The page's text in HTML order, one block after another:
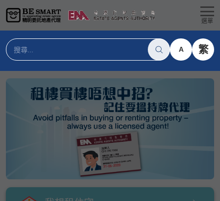
選單
A 繁